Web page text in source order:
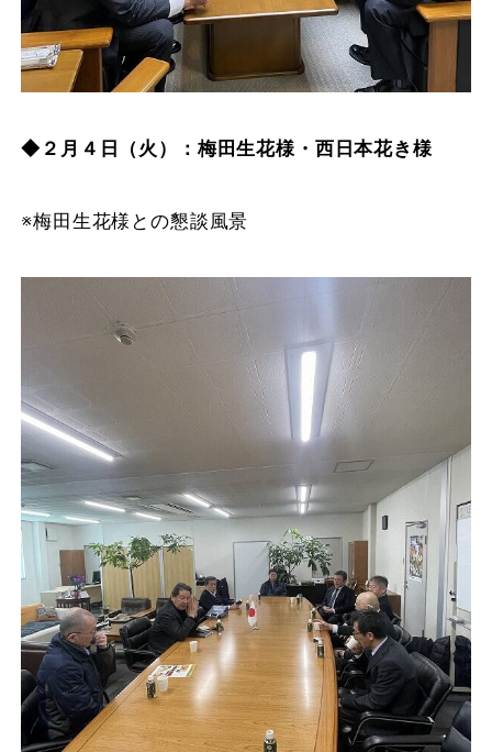
◆２月４日（火）：梅田生花様・西日本花き様
※梅田生花様との懇談風景